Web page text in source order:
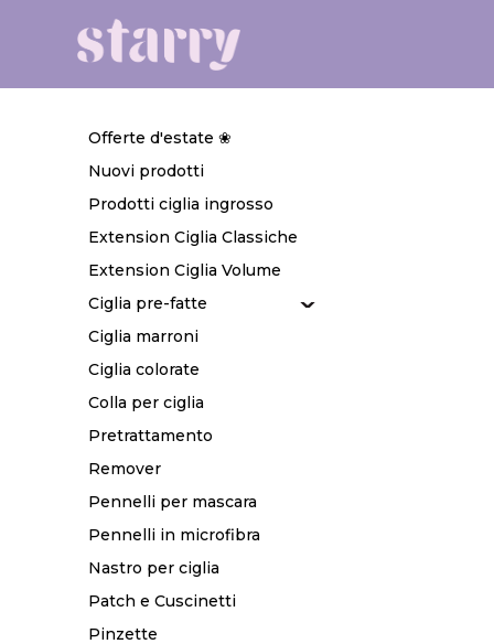
Offerte d'estate ❀
Nuovi prodotti
Prodotti ciglia ingrosso
Extension Ciglia Classiche
Extension Ciglia Volume
Ciglia pre-fatte
Ciglia marroni
Ciglia colorate
Colla per ciglia
Pretrattamento
Remover
Pennelli per mascara
Pennelli in microfibra
Nastro per ciglia
Patch e Cuscinetti
Pinzette